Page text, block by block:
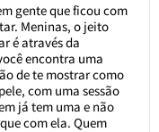
gente que ficou com
Meninas, o jeito
é através da
encontra uma
de te mostrar como
com uma sessão
já tem uma e não
com ela. Quem